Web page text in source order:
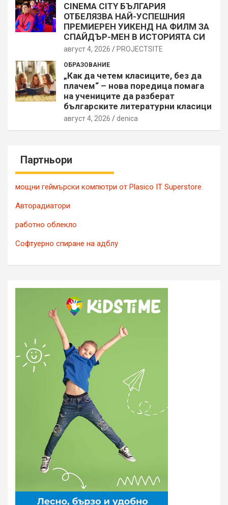
CINEMA CITY БЪЛГАРИЯ
ОТБЕЛЯЗВА НАЙ-УСПЕШНИЯ
ПРЕМИЕРЕН УИКЕНД НА ФИЛМ ЗА
СПАЙДЪР-МЕН В ИСТОРИЯТА СИ
август 4, 2026 PROJECTSITЕ
ОБРАЗОВАНИЕ
„Как да четем класиците, без да
плачем“ – нова поредица помага
на учениците да разберат
българските литературни класици
август 4, 2026 denica
Партньори
мощни геймърски компютри от Plasico IT Superstore
Авторадиатори
работно облекло
Софтуерно спиране на адблу